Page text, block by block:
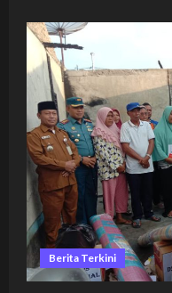
JALAN
TUAMANG
Berita Terkini